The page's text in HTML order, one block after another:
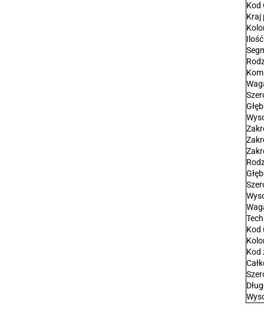
Kod
Kraj
Kod
Kod